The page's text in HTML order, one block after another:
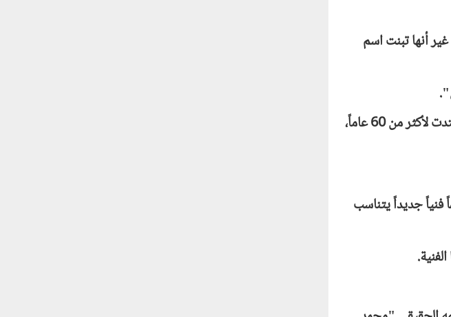
أنها تبنت اسم
وقد اختارت اسم "مديحة يسري" كاسم فني ساعدها في بناء مسيرتها الطويلة التي امتدت لأكثر من 60 عاماً،
فنياً جديداً يتناسب